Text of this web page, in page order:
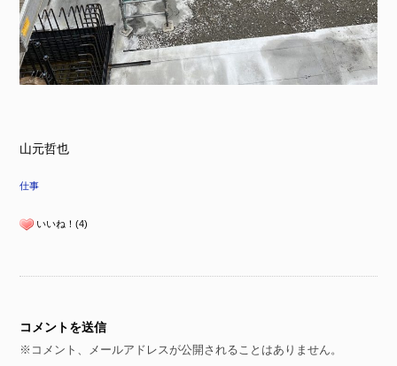
山元哲也
仕事
いいね！(4)
コメントを送信
※コメント、メールアドレスが公開されることはありません。